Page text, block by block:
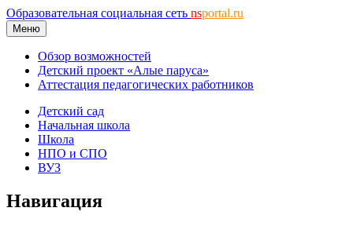
Образовательная социальная сеть nsportal.ru
Меню
Обзор возможностей
Детский проект «Алые паруса»
Аттестация педагогических работников
Детский сад
Начальная школа
Школа
НПО и СПО
ВУЗ
Навигация